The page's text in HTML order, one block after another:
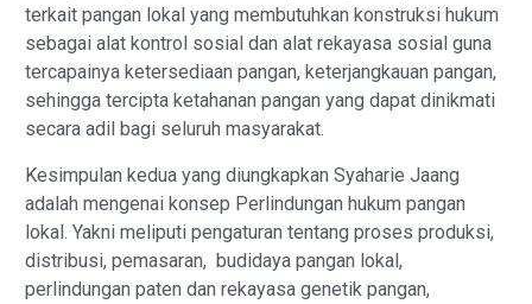
terkait pangan lokal yang membutuhkan konstruksi hukum
sebagai alat kontrol sosial dan alat rekayasa sosial guna
tercapainya ketersediaan pangan, keterjangkauan pangan,
sehingga tercipta ketahanan pangan yang dapat dinikmati
secara adil bagi seluruh masyarakat.
Kesimpulan kedua yang diungkapkan Syaharie Jaang
adalah mengenai konsep Perlindungan hukum pangan
lokal. Yakni meliputi pengaturan tentang proses produksi,
distribusi, pemasaran, budidaya pangan lokal,
perlindungan paten dan rekayasa genetik pangan,